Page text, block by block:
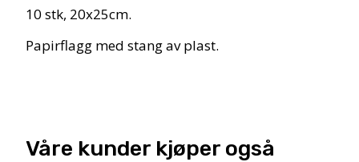
10 stk, 20x25cm.
Papirflagg med stang av plast.
Våre kunder kjøper også